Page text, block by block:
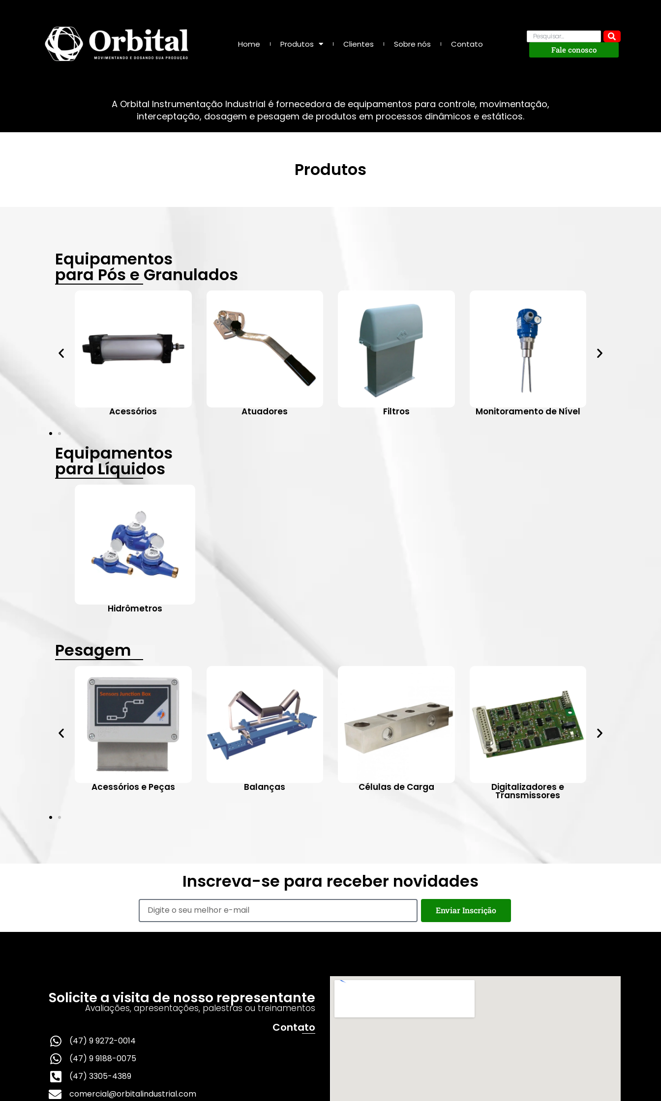
Home Produtos Clientes Sobre nós Contato
Fale conosco
A Orbital Instrumentação Industrial é fornecedora de equipamentos para controle, movimentação,
interceptação, dosagem e pesagem de produtos em processos dinâmicos e estáticos.
Produtos
Equipamentos
para Pós e Granulados
Acessórios Atuadores Filtros Monitoramento de Nível
Equipamentos
para Líquidos
Hidrômetros
Pesagem
Acessórios e Peças Balanças Células de Carga Digitalizadores e
Transmissores
Inscreva-se para receber novidades
Enviar Inscrição
Solicite a visita de nosso representante
Avaliações, apresentações, palestras ou treinamentos
Contato
(47) 9 9272-0014
(47) 9 9188-0075
(47) 3305-4389
comercial@orbitalindustrial.com